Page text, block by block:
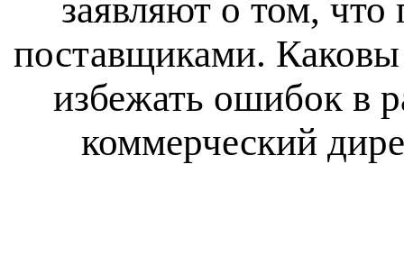
заявляют о том,
поставщиками.
избежать ошибок в
коммерческий